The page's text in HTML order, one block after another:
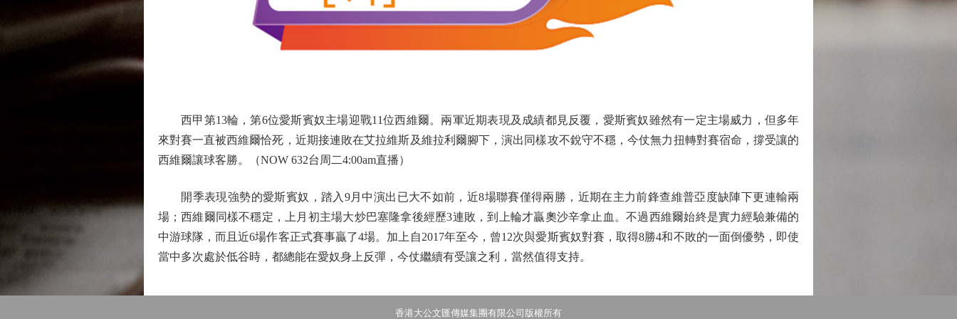
西甲第13輪，第6位愛斯賓奴主場迎戰11位西維爾。兩軍近期表現及成績都見反覆，愛斯賓奴雖然有一定主場威力，但多年
來對賽一直被西維爾恰死，近期接連敗在艾拉維斯及維拉利爾腳下，演出同樣攻不銳守不穩，今仗無力扭轉對賽宿命，撐受讓的
西維爾讓球客勝。（NOW 632台周二4:00am直播）
開季表現強勢的愛斯賓奴，踏入9月中演出已大不如前，近8場聯賽僅得兩勝，近期在主力前鋒查維普亞度缺陣下更連輸兩
場；西維爾同樣不穩定，上月初主場大炒巴塞隆拿後經歷3連敗，到上輪才贏奧沙辛拿止血。不過西維爾始終是實力經驗兼備的
中游球隊，而且近6場作客正式賽事贏了4場。加上自2017年至今，曾12次與愛斯賓奴對賽，取得8勝4和不敗的一面倒優勢，即使
當中多次處於低谷時，都總能在愛奴身上反彈，今仗繼續有受讓之利，當然值得支持。
香港大公文匯傳媒集團有限公司版權所有